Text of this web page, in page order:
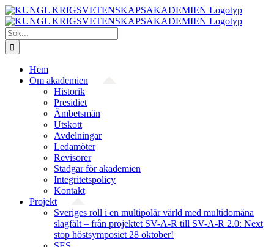
Fortsätt
till
innehållet
Sök
efter:
Hem
Om akademien
Historik
Presidiet
Ämbetsmän
Utskott
Avdelningar
Ledamöter
Revisorer
Stadgar för akademien
Integritetspolicy
Kontakt
Projekt
Sveriges roll i en multipolär värld med multidomäna
slagfält – från projektet SV-A-R till SV-A-R 2.0: Next
stop höstsymposiet 28 oktober!